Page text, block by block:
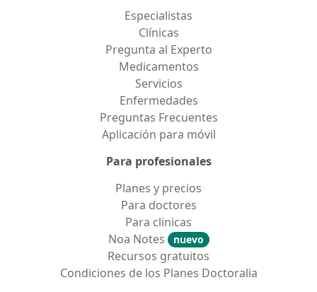
Especialistas
Clínicas
Pregunta al Experto
Medicamentos
Servicios
Enfermedades
Preguntas Frecuentes
Aplicación para móvil
Para profesionales
Planes y precios
Para doctores
Para clinicas
Noa Notes
nuevo
Recursos gratuitos
Condiciones de los Planes Doctoralia